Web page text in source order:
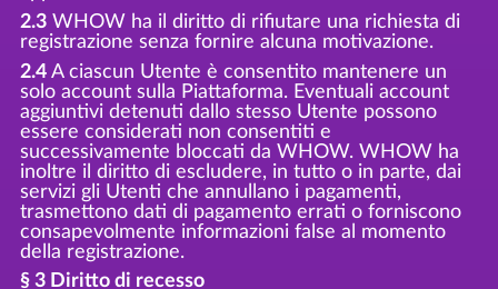
2.3WHOW ha il diritto di rifiutare una richiesta di
registrazione senza fornire alcuna motivazione.
2.4A ciascun Utente è consentito mantenere un
solo account sulla Piattaforma. Eventuali account
aggiuntivi detenuti dallo stesso Utente possono
essere considerati non consentiti e
successivamente bloccati da WHOW. WHOW ha
inoltre il diritto di escludere, in tutto o in parte, dai
servizi gli Utenti che annullano i pagamenti,
trasmettono dati di pagamento errati o forniscono
consapevolmente informazioni false al momento
della registrazione.
§ 3 Diritto di recesso